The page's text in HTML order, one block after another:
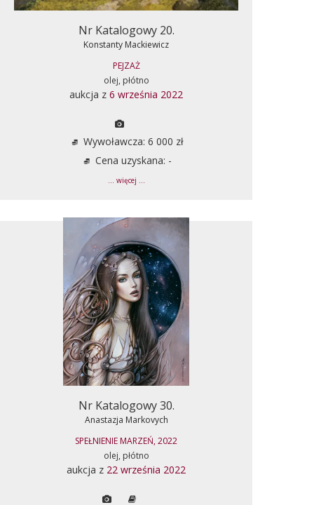
Nr Katalogowy 20.
Konstanty Mackiewicz
PEJZAŻ
olej, płótno
aukcja z 6 września 2022
Wywoławcza: 6 000 zł
Cena uzyskana: -
... więcej ...
Nr Katalogowy 30.
Anastazja Markovych
SPEŁNIENIE MARZEŃ, 2022
olej, płótno
aukcja z 22 września 2022